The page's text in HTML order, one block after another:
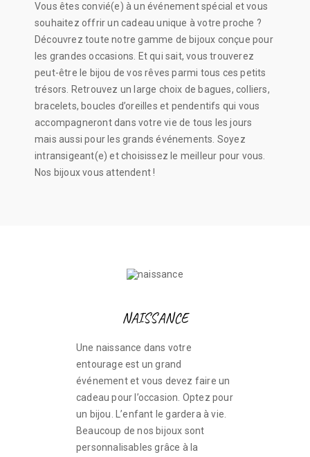
Vous êtes convié(e) à un événement spécial et vous
souhaitez offrir un cadeau unique à votre proche ?
Découvrez toute notre gamme de bijoux conçue pour
les grandes occasions. Et qui sait, vous trouverez
peut-être le bijou de vos rêves parmi tous ces petits
trésors.
Retrouvez un large choix de bagues, colliers,
bracelets, boucles d’oreilles et pendentifs qui vous
accompagneront dans votre vie de tous les jours
mais aussi pour les grands événements. Soyez
intransigeant(e) et choisissez le meilleur pour vous.
Nos bijoux vous attendent !
NAISSANCE
Une naissance dans votre
entourage est un grand
événement et vous devez faire un
cadeau pour l’occasion. Optez pour
un bijou. L’enfant le gardera à vie.
Beaucoup de nos bijoux sont
personnalisables grâce à la